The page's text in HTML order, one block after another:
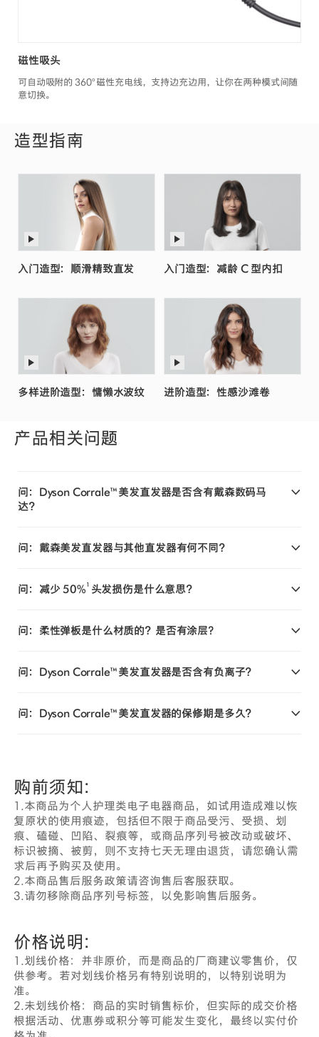
磁性吸头
可自动吸附的 360° 磁性充电线，支持边充边用，让你在两种模式间随
意切换。
造型指南
入门造型：顺滑精致直发 入门造型：减龄 C 型内扣
多样进阶造型：慵懒水波纹 进阶造型：性感沙滩卷
产品相关问题
问：Dyson Corrale™ 美发直发器是否含有戴森数码马
达？
问：戴森美发直发器与其他直发器有何不同？
问：减少 50%1 头发损伤是什么意思？
问：柔性弹板是什么材质的？是否有涂层?
问：Dyson Corrale™ 美发直发器是否含有负离子？
问：Dyson Corrale™ 美发直发器的保修期是多久？
购前须知：
1.本商品为个人护理类电子电器商品，如试用造成难以恢
复原状的使用痕迹，包括但不限于商品受污、受损、划
痕、磕碰、凹陷、裂痕等，或商品序列号被改动或破坏、
标识被摘、被剪，则不支持七天无理由退货，请您确认需
求后再予购买及使用。
2.本商品售后服务政策请咨询售后客服获取。
3.请勿移除商品序列号标签，以免影响售后服务。
价格说明：
1.划线价格：并非原价，而是商品的厂商建议零售价，仅
供参考。若对划线价格另有特别说明的，以特别说明为
准。
2.未划线价格：商品的实时销售标价，但实际的成交价格
根据活动、优惠券或积分等可能发生变化，最终以实付价